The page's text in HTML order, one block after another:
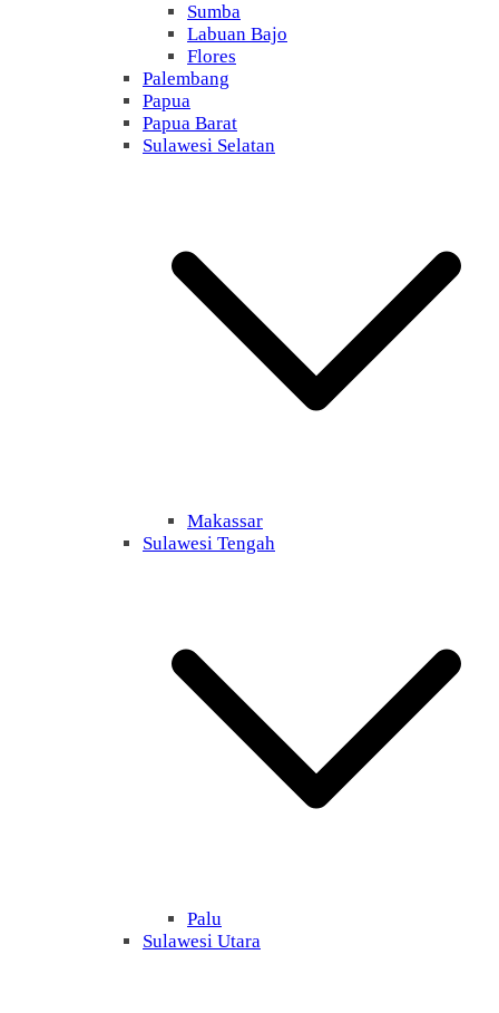
Sumba
Labuan Bajo
Flores
Palembang
Papua
Papua Barat
Sulawesi Selatan
Makassar
Sulawesi Tengah
Palu
Sulawesi Utara